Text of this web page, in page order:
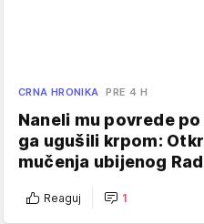
CRNA HRONIKA PRE 4 H
Naneli mu povrede
ga ugušili krpom:
mučenja ubijenog
Reaguj 1